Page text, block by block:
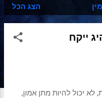
הצג הכל
ייקח
לא יכול להיות מתן אמון,